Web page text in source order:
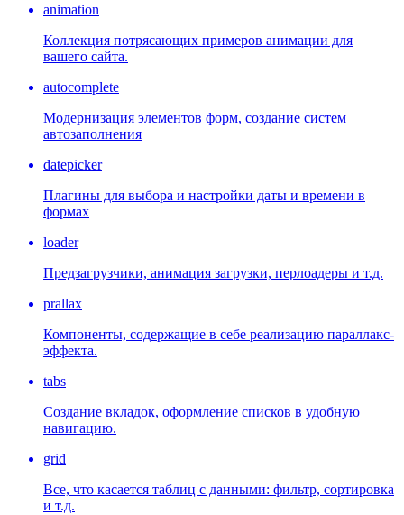
animation
Коллекция потрясающих примеров анимации для
вашего сайта.
autocomplete
Модернизация элементов форм, создание систем
автозаполнения
datepicker
Плагины для выбора и настройки даты и времени в
формах
loader
Предзагрузчики, анимация загрузки, перлоадеры и т.д.
prallax
Компоненты, содержащие в себе реализацию параллакс-
эффекта.
tabs
Создание вкладок, оформление списков в удобную
навигацию.
grid
Все, что касается таблиц с данными: фильтр, сортировка
и т.д.